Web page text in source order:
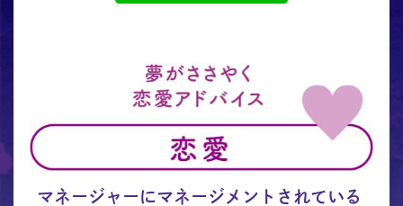
マネージャーにマネージメントされている